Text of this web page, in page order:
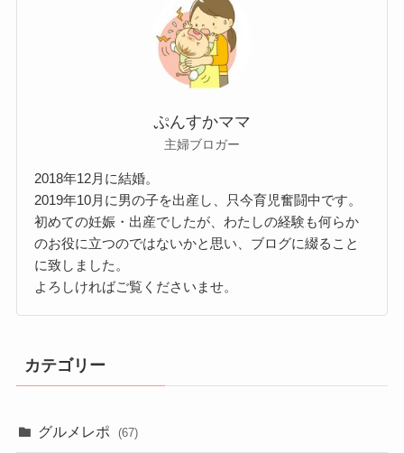
ぷんすかママ
主婦ブロガー
2018年12月に結婚。
2019年10月に男の子を出産し、只今育児奮闘中です。
初めての妊娠・出産でしたが、わたしの経験も何らか
のお役に立つのではないかと思い、ブログに綴ること
に致しました。
よろしければご覧くださいませ。
カテゴリー
グルメレポ (67)